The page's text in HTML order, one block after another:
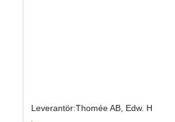
Leverantör:Thomée AB, Edw. H